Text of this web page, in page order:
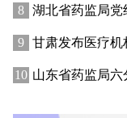
湖北省药监局党
甘肃发布医疗机
山东省药监局